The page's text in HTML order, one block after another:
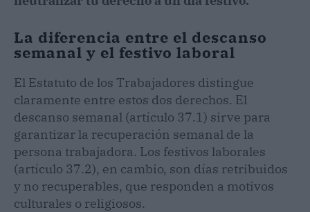
La diferencia entre el descanso
semanal y el festivo laboral
El Estatuto de los Trabajadores distingue
claramente entre estos dos derechos. El
descanso semanal (artículo 37.1) sirve para
garantizar la recuperación semanal de la
persona trabajadora. Los festivos laborales
(artículo 37.2), en cambio, son días retribuidos
y no recuperables, que responden a motivos
culturales o religiosos.